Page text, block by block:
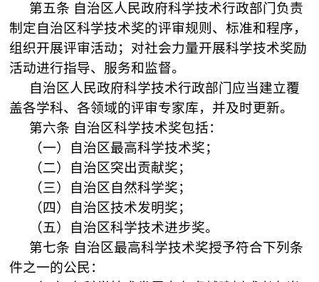
第五条 自治区人民政府科学技术行政部门负责
制定自治区科学技术奖的评审规则、标准和程序，
组织开展评审活动；对社会力量开展科学技术奖励
活动进行指导、服务和监督。
自治区人民政府科学技术行政部门应当建立覆
盖各学科、各领域的评审专家库，并及时更新。
第六条 自治区科学技术奖包括：
（一）自治区最高科学技术奖；
（二）自治区突出贡献奖；
（三）自治区自然科学奖；
（四）自治区技术发明奖；
（五）自治区科学技术进步奖。
第七条 自治区最高科学技术奖授予符合下列条
件之一的公民：